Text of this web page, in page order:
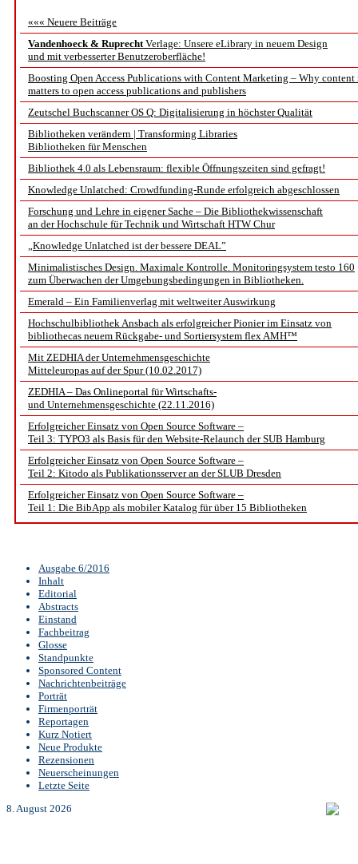
««« Neuere Beiträge
Vandenhoeck & RuprechtVerlage: Unsere eLibrary in neuem Design
und mit verbesserter Benutzeroberfläche!
Boosting Open Access Publications with Content Marketing – Why content
matters to open access publications and publishers
Zeutschel Buchscanner OS Q: Digitalisierung in höchster Qualität
Bibliotheken verändern | Transforming Libraries
Bibliotheken für Menschen
Bibliothek 4.0 als Lebensraum: flexible Öffnungszeiten sind gefragt!
Knowledge Unlatched: Crowdfunding-Runde erfolgreich abgeschlossen
Forschung und Lehre in eigener Sache – Die Bibliothekwissenschaft
an der Hochschule für Technik und Wirtschaft HTW Chur
„Knowledge Unlatched ist der bessere DEAL”
Minimalistisches Design. Maximale Kontrolle. Monitoringsystem testo 160
zum Überwachen der Umgebungsbedingungen in Bibliotheken.
Emerald – Ein Familienverlag mit weltweiter Auswirkung
Hochschulbibliothek Ansbach als erfolgreicher Pionier im Einsatz von
bibliothecas neuem Rückgabe- und Sortiersystem flex AMH™
Mit ZEDHIA der Unternehmensgeschichte
Mitteleuropas auf der Spur (10.02.2017)
ZEDHIA – Das Onlineportal für Wirtschafts-
und Unternehmensgeschichte (22.11.2016)
Erfolgreicher Einsatz von Open Source Software –
Teil 3: TYPO3 als Basis für den Website-Relaunch der SUB Hamburg
Erfolgreicher Einsatz von Open Source Software –
Teil 2: Kitodo als Publikationsserver an der SLUB Dresden
Erfolgreicher Einsatz von Open Source Software –
Teil 1: Die BibApp als mobiler Katalog für über 15 Bibliotheken
Ausgabe 6/2016
Inhalt
Editorial
Abstracts
Einstand
Fachbeitrag
Glosse
Standpunkte
Sponsored Content
Nachrichtenbeiträge
Porträt
Firmenporträt
Reportagen
Kurz Notiert
Neue Produkte
Rezensionen
Neuerscheinungen
Letzte Seite
8. August 2026